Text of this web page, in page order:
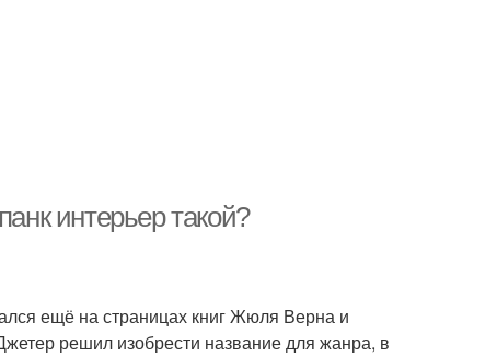
интерьер такой?
ещё на страницах книг Жюля Верна и
решил изобрести название для жанра, в